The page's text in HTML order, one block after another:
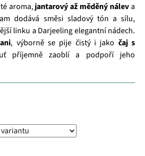
aroma,jantarový až měděný náleva
dodává směsi sladový tón a sílu,
linku a Darjeeling elegantní nádech.
, výborně se pije čistý i jako čaj s
příjemně zaoblí a podpoří jeho